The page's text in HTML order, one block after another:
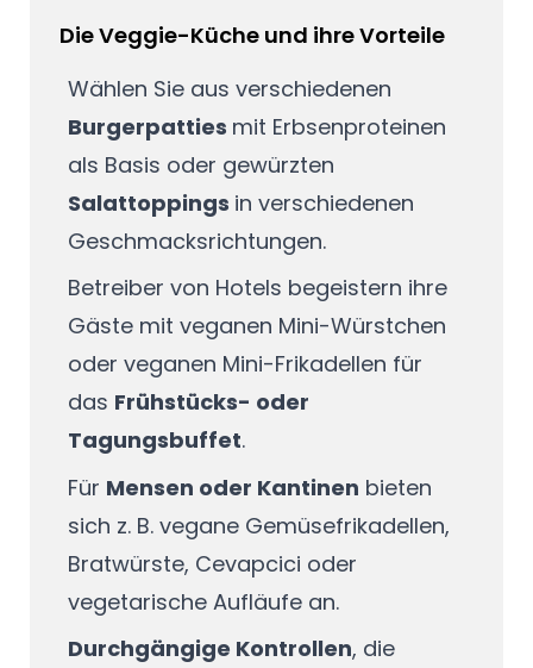
Die Veggie-Küche und ihre Vorteile
Wählen Sie aus verschiedenen
Burgerpatties mit Erbsenproteinen
als Basis oder gewürzten
Salattoppings in verschiedenen
Geschmacksrichtungen.
Betreiber von Hotels begeistern ihre
Gäste mit veganen Mini-Würstchen
oder veganen Mini-Frikadellen für
das Frühstücks- oder
Tagungsbuffet.
Für Mensen oder Kantinen bieten
sich z. B. vegane Gemüsefrikadellen,
Bratwürste, Cevapcici oder
vegetarische Aufläufe an.
Durchgängige Kontrollen, die